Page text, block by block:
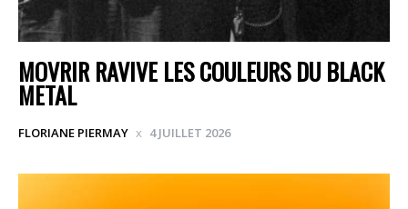
MOVRIR RAVIVE LES COULEURS DU BLACK
METAL
FLORIANE PIERMAY 4 JUILLET 2026